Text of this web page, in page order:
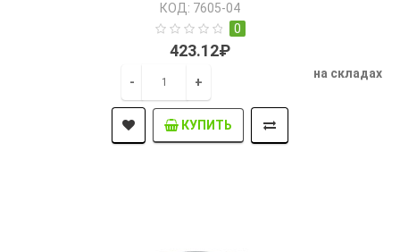
КОД: 7605-04
0
423.12₽
- +
на складах
КУПИТЬ